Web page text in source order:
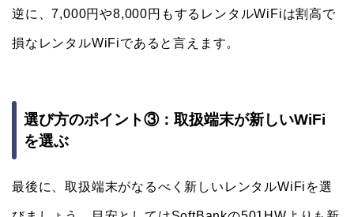
逆に、7,000円や8,000円もするレンタルWiFiは割高で
損なレンタルWiFiであると言えます。
選び方のポイント③：取扱端末が新しいWiFi
を選ぶ
最後に、取扱端末がなるべく新しいレンタルWiFiを選